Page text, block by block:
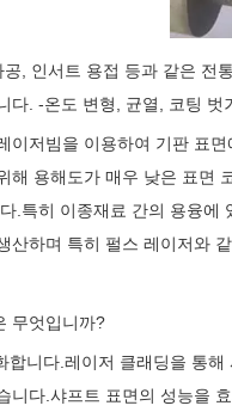
, 인서트 용접 등과 같은 전
다. -온도 변형, 균열, 코팅
이저빔을 이용하여 기판 표
해 용해도가 매우 낮은 표면
.특히 이종재료 간의 용융
산하며 특히 펄스 레이저와
무엇입니까?
합니다.레이저 클래딩을 통
니다.샤프트 표면의 성능을